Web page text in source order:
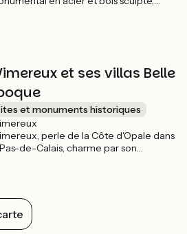
et ses villas Belle
et monuments historiques
perle de la Côte d'Opale dans
de-Calais, charme par son
Vélomaritime pour une balade sur le
fin, face à la Manche.